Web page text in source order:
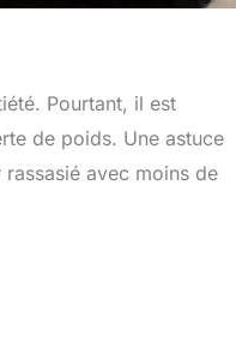
Pourtant, il est
de poids. Une astuce
avec moins de